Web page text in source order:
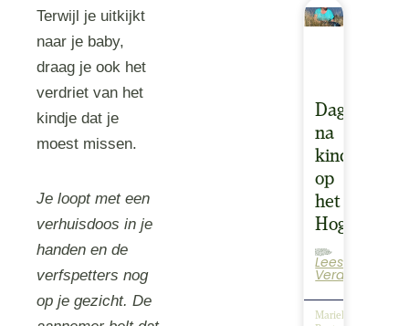
Terwijl je uitkijkt
naar je baby,
draag je ook het
verdriet van het
kindje dat je
moest missen.
Je loopt met een
verhuisdoos in je
handen en de
verfspetters nog
op je gezicht. De
Dagretraite
na
kindverlies
op
het
Hogeland
Lees
Verder
Marieke